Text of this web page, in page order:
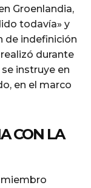
Groenlandia,
todavía» y
de indefinición
durante
instruye en
en el marco
CON LA
miembro